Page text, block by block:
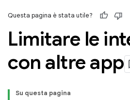
Questa pagina è stata utile?
Limitare le
con altre app
Su questa pagina